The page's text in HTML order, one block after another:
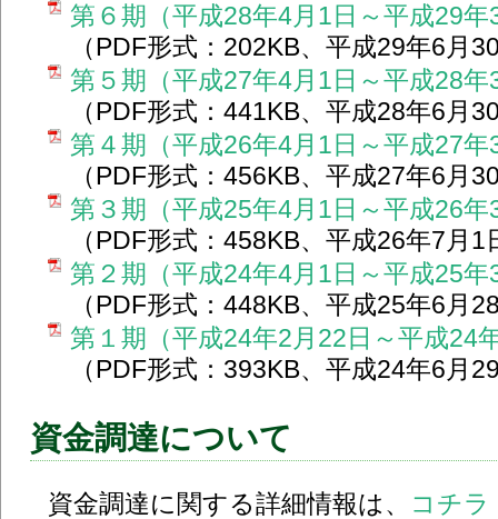
第６期（平成28年4月1日～平成29
（PDF形式：202KB、平成29年6月
第５期（平成27年4月1日～平成28
（PDF形式：441KB、平成28年6月
第４期（平成26年4月1日～平成27
（PDF形式：456KB、平成27年6月
第３期（平成25年4月1日～平成26
（PDF形式：458KB、平成26年7月1
第２期（平成24年4月1日～平成25
（PDF形式：448KB、平成25年6月
第１期（平成24年2月22日～平成24
（PDF形式：393KB、平成24年6月
資金調達について
資金調達に関する詳細情報は、 コチラ